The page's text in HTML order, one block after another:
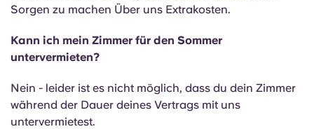
Sorgen zu machen Über uns Extrakosten.
Kann ich mein Zimmer für den Sommer
untervermieten?
Nein - leider ist es nicht möglich, dass du dein Zimmer
während der Dauer deines Vertrags mit uns
untervermietest.